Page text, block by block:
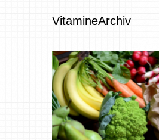
VitamineArchiv